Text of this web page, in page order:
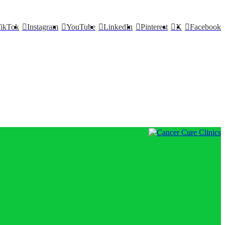
Facebook
X
Pinterest
LinkedIn
YouTube
Instagram